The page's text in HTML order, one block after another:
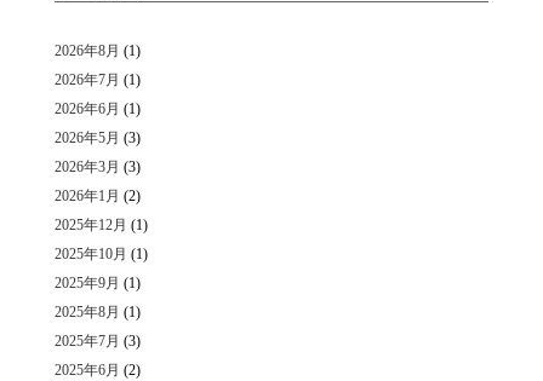
2026年8月 (1)
2026年7月 (1)
2026年6月 (1)
2026年5月 (3)
2026年3月 (3)
2026年1月 (2)
2025年12月 (1)
2025年10月 (1)
2025年9月 (1)
2025年8月 (1)
2025年7月 (3)
2025年6月 (2)